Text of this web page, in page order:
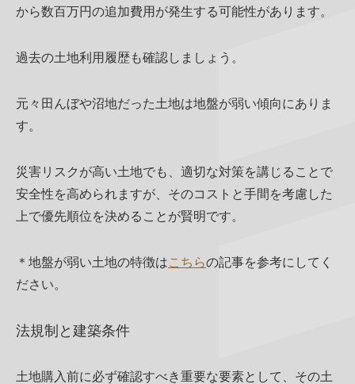
から数百万円の追加費用が発生する可能性があります。
過去の土地利用履歴も確認しましょう。
元々田んぼや沼地だった土地は地盤が弱い傾向にありま
す。
災害リスクが高い土地でも、適切な対策を講じることで
安全性を高められますが、そのコストと手間を考慮した
上で優先順位を決めることが賢明です。
＊地盤が弱い土地の特徴はこちらの記事を参考にしてく
ださい。
法規制と建築条件
土地購入前に必ず確認すべき重要な要素として、その土